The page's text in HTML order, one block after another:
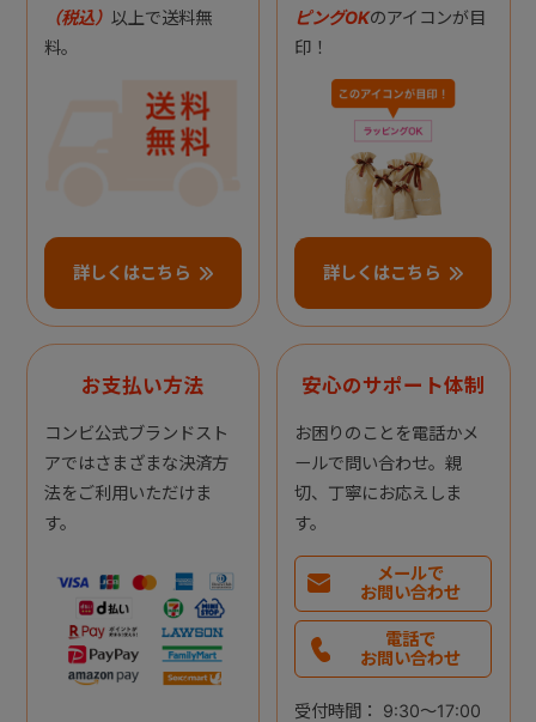
（税込） 以上で送料無
料。
詳しくはこちら
ピングOKのアイコンが目
印！
詳しくはこちら
お支払い方法
コンビ公式ブランドスト
アではさまざまな決済方
法をご利用いただけま
す。
安心のサポート体制
お困りのことを電話かメ
ールで問い合わせ。親
切、丁寧にお応えしま
す。
メールで
お問い合わせ
電話で
お問い合わせ
受付時間： 9:30～17:00